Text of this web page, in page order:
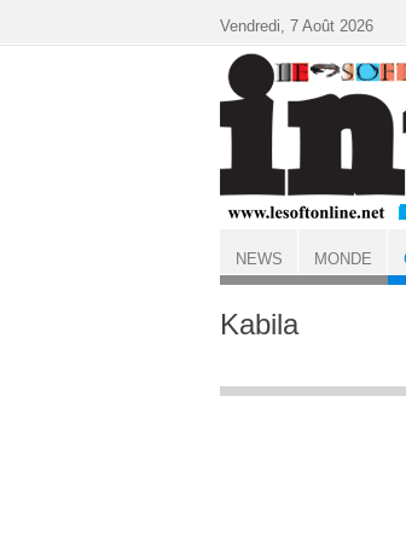
ACCUEIL CONGO
Kabila
Vendredi, 7 Août 2026
NEWS MONDE